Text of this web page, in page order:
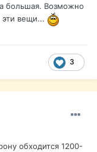
большая. Возможно
вещи...
3
обходится 1200-